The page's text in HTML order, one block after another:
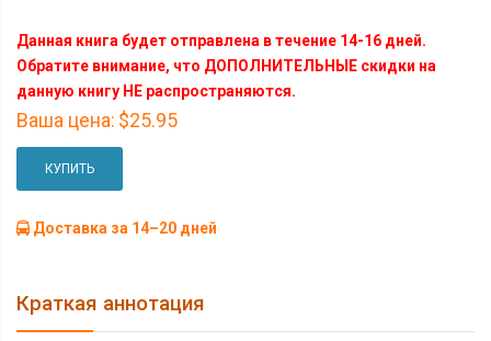
Данная книга будет отправлена в течение 14-16 дней.
Обратите внимание, что ДОПОЛНИТЕЛЬНЫЕ скидки на
данную книгу НЕ распространяются.
Ваша цена: $25.95
КУПИТЬ
Доставка за 14–20 дней
Краткая аннотация